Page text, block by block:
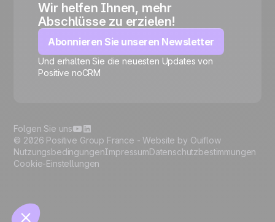
Wir helfen Ihnen, mehr
Abschlüsse zu erzielen!
Abonnieren Sie unseren Newsletter
Und erhalten Sie die neuesten Updates von
Positive noCRM
© 2026 Positive Group France -Website by Ouiflow
NutzungsbedingungenImpressumDatenschutzbestimmungen
Cookie-Einstellungen
Folgen Sie uns